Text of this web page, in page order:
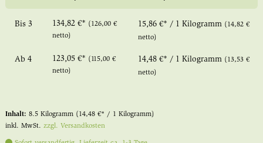
Bis 3 134,82 €* (126,00 €
netto)
15,86 €* / 1 Kilogramm (14,82 €
netto)
Ab 4 123,05 €* (115,00 €
netto)
14,48 €* / 1 Kilogramm (13,53 €
netto)
Inhalt: 8.5 Kilogramm (14,48 €* / 1 Kilogramm)
inkl. MwSt. zzgl. Versandkosten